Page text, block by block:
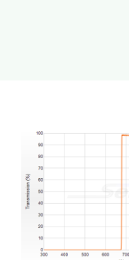
关于量感
联系我们